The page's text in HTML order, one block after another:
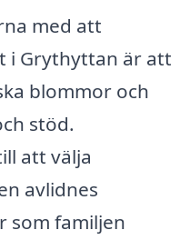
med att
i Grythyttan är att
blommor och
stöd.
att välja
avlidnes
som familjen